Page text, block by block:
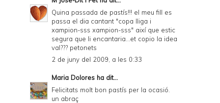
Quina passada de pastís!!! el meu fill es
passa el dia cantant "copa lliga i
xampion-sss xampion-sss" així que estic
segura que li encantaria...et copio la idea
val??? petonets
2 de juny del 2009, a les 0:33
Maria Dolores ha dit...
Felicitats molt bon pastís per la ocasió.
un abraç